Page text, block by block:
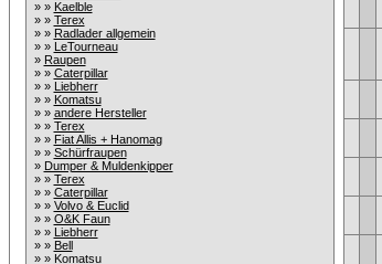
» » Kaelble
» » Terex
» » Radlader allgemein
» » LeTourneau
» Raupen
» » Caterpillar
» » Liebherr
» » Komatsu
» » andere Hersteller
» » Terex
» » Fiat Allis + Hanomag
» » Schürfraupen
» Dumper & Muldenkipper
» » Terex
» » Caterpillar
» » Volvo & Euclid
» » O&K Faun
» » Liebherr
» » Bell
» » Komatsu